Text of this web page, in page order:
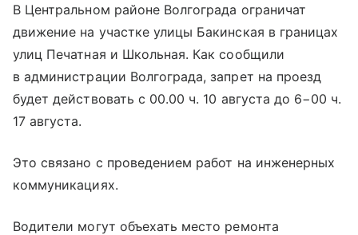
В Центральном районе Волгограда ограничат
движение на участке улицы Бакинская в границах
улиц Печатная и Школьная. Как сообщили
в администрации Волгограда, запрет на проезд
будет действовать с 00.00 ч. 10 августа до 6−00 ч.
17 августа.
Это связано с проведением работ на инженерных
коммуникациях.
Водители могут объехать место ремонта